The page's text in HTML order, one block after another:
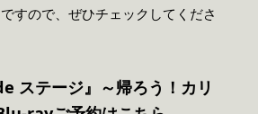
すので、ぜひチェックしてくださ
ステージ』～帰ろう！カリ